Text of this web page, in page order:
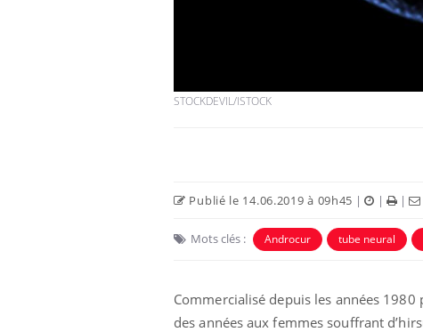
STOCKDEVIL/ISTOCK
Publié le 14.06.2019 à 09h45 | | |
Mots clés : Androcur tube neural
Commercialisé depuis les années
des années aux femmes souffrant